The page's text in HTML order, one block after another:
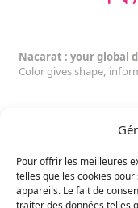
Pour offrir les meilleures
telles que les cookies
appareils. Le fait de
traiter des données telles
Nacarat : your global
Color gives shape,
Partner of the Les
Toulouse
10 rue des Arts